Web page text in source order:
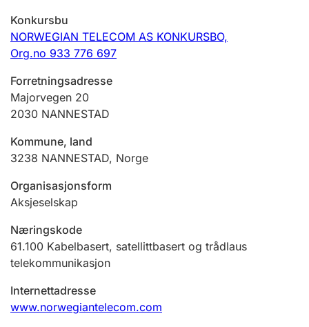
Betaling og jegeravgiftskort
Ektepaktrettleiaren
Konkursbu
NORWEGIAN TELECOM AS KONKURSBO,
Org.no 933 776 697
Forretningsadresse
Majorvegen 20
2030 NANNESTAD
Kommune, land
3238 NANNESTAD, Norge
Organisasjonsform
Aksjeselskap
Næringskode
61.100 Kabelbasert, satellittbasert og trådlaus
telekommunikasjon
Internettadresse
www.norwegiantelecom.com